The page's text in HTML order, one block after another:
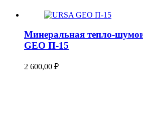
Минеральная тепло-
GEO П-15
2 600,00 ₽